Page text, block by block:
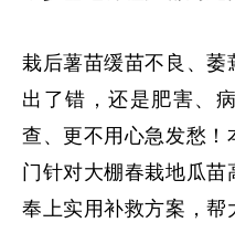
栽后薯苗缓苗不良、萎
出了错，还是肥害、
查、更不用心急发愁
门针对大棚春栽地瓜苗
奉上实用补救方案，帮